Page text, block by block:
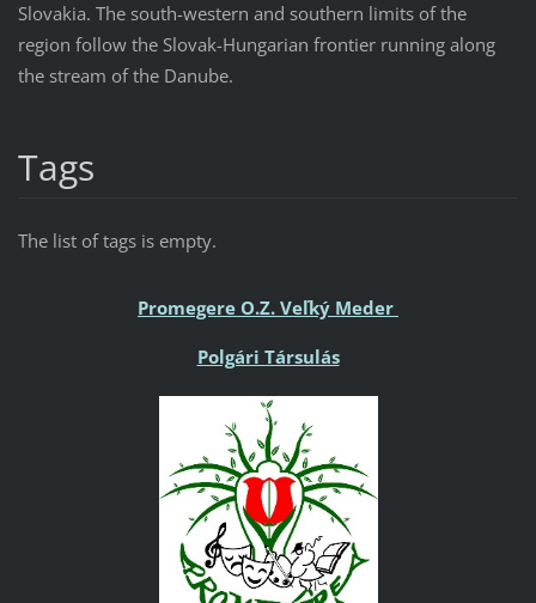
Slovakia. The south-western and southern limits of the
region follow the Slovak-Hungarian frontier running along
the stream of the Danube.
Tags
The list of tags is empty.
Promegere O.Z. Veľký Meder
Polgári Társulás